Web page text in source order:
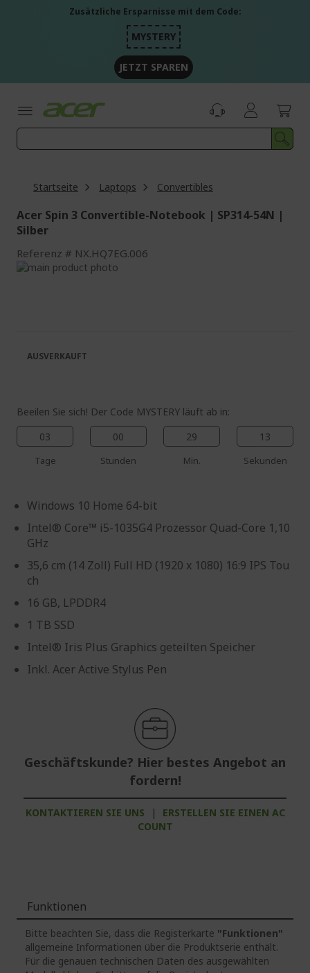
Zusätzliche Ersparnisse mit dem Code:
MYSTERY
JETZT SPAREN
Startseite Laptops Convertibles
Acer Spin 3 Convertible-Notebook | SP314-54N |
Silber
Referenz NX.HQ7EG.006
Zum
L
a
d
e
n
.
Beeilen Sie sich! Der Code MYSTERY läuft ab in:
03
Tage
00
Stunden
29
Min.
12
Sekunden
Windows 10 Home 64-bit
Intel® Core™ i5-1035G4 Prozessor Quad-Core 1,10
GHz
35,6 cm (14 Zoll) Full HD (1920 x 1080) 16:9 IPS Tou
ch
16 GB, LPDDR4
1 TB SSD
Intel® Iris Plus Graphics geteilten Speicher
Inkl. Acer Active Stylus Pen
Geschäftskunde? Hier bestes Angebot an
fordern!
KONTAKTIEREN SIE UNS |
ERSTELLEN SIE EINEN AC
COUNT
AUSVERKAUFT
Funktionen
Bitte beachten Sie, dass die Registerkarte "Funktionen"
allgemeine Informationen über die Produktserie enthält.
Für die genauen technischen Daten des ausgewählten